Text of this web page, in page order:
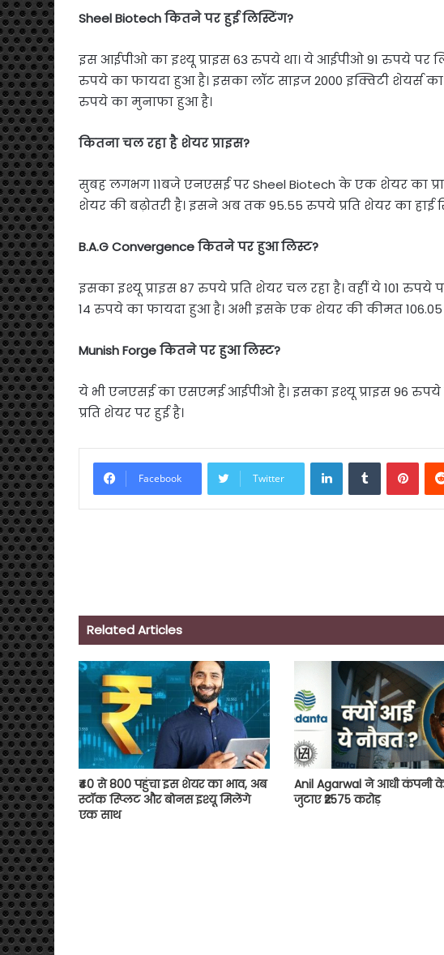
Sheel Biotech कितने पर हुई लिस्टिंग?
इस आईपीओ का इश्यू प्राइस 63 रुपये था। ये आईपीओ 91 रुपये
रुपये का फायदा हुआ है। इसका लॉट साइज 2000 इक्विटी शेयर्स
रुपये का मुनाफा हुआ है।
कितना चल रहा है शेयर प्राइस?
सुबह लगभग 11बजे एनएसई पर Sheel Biotech के एक शेयर का
शेयर की बढ़ोतरी है। इसने अब तक 95.55 रुपये प्रति शेयर का हाई
B.A.G Convergence कितने पर हुआ लिस्ट?
इसका इश्यू प्राइस 87 रुपये प्रति शेयर चल रहा है। वहीं ये 101
14 रुपये का फायदा हुआ है। अभी इसके एक शेयर की कीमत
Munish Forge कितने पर हुआ लिस्ट?
ये भी एनएसई का एसएमई आईपीओ है। इसका इश्यू प्राइस 96 रुपये
प्रति शेयर पर हुई है।
Facebook Twitter
LinkedInTumblr
Related Articles
₹40 से 800 पहुंचा इस शेयर का भाव, अब
स्टॉक स्प्लिट और बोनस इश्यू मिलेंगे
एक साथ
Anil Agarwal ने आधी कंपनी
जुटाए ₹2575 करोड़